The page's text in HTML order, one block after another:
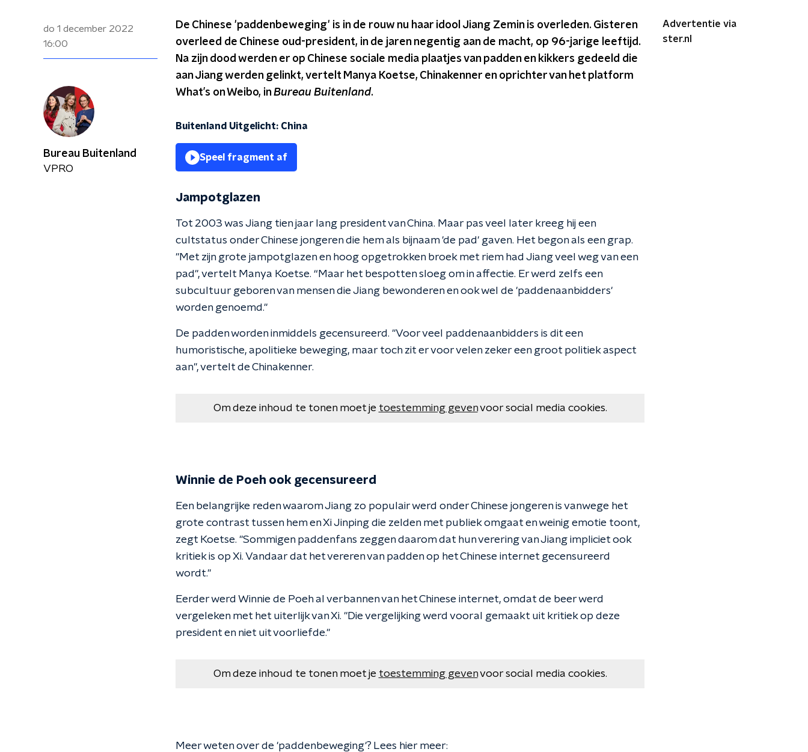
do 1 december 2022
16:00
De Chinese 'paddenbeweging' is in de rouw nu haar idool Jiang Zemin is overleden. Gisteren
overleed de Chinese oud-president, in de jaren negentig aan de macht, op 96-jarige leeftijd.
Na zijn dood werden er op Chinese sociale media plaatjes van padden en kikkers gedeeld die
aan Jiang werden gelinkt, vertelt Manya Koetse, Chinakenner en oprichter van het platform
What’s on Weibo, inBureau Buitenland.
Buitenland Uitgelicht: China
Speel fragment af
Jampotglazen
Tot 2003 was Jiang tien jaar lang president van China. Maar pas veel later kreeg hij een
cultstatus onder Chinese jongeren die hem als bijnaam 'de pad' gaven. Het begon als een grap.
"Met zijn grote jampotglazen en hoog opgetrokken broek met riem had Jiang veel weg van een
pad", vertelt Manya Koetse. “Maar het bespotten sloeg om in affectie. Er werd zelfs een
subcultuur geboren van mensen die Jiang bewonderen en ook wel de 'paddenaanbidders'
worden genoemd."
De padden worden inmiddels gecensureerd. "Voor veel paddenaanbidders is dit een
humoristische, apolitieke beweging, maar toch zit er voor velen zeker een groot politiek aspect
aan", vertelt de Chinakenner.
Om deze inhoud te tonen moet je toestemming gevenvoor social media cookies.
Winnie de Poeh ook gecensureerd
Een belangrijke reden waarom Jiang zo populair werd onder Chinese jongeren is vanwege het
grote contrast tussen hem en Xi Jinping die zelden met publiek omgaat en weinig emotie toont,
zegt Koetse. "Sommigen paddenfans zeggen daarom dat hun verering van Jiang impliciet ook
kritiek is op Xi. Vandaar dat het vereren van padden op het Chinese internet gecensureerd
wordt."
Eerder werd Winnie de Poeh al verbannen van het Chinese internet, omdat de beer werd
vergeleken met het uiterlijk van Xi. "Die vergelijking werd vooral gemaakt uit kritiek op deze
president en niet uit voorliefde."
Om deze inhoud te tonen moet je toestemming gevenvoor social media cookies.
Meer weten over de 'paddenbeweging'? Lees hier meer:
Advertentie via
ster.nl
Bureau Buitenland
VPRO